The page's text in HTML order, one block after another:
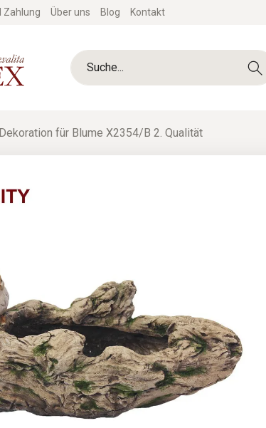
Zahlung Über uns Blog Kontakt
Dekoration für Blume X2354/B 2. Qualität